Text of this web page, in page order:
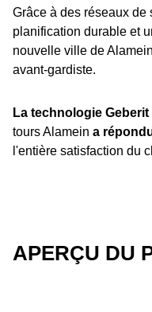
Grâce à des réseaux
planification durable et
nouvelle ville de
avant-gardiste.
La technologie
tours Alamein a
l'entière satisfaction du
APERÇU DU